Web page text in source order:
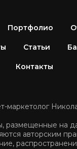
Портфолио
Статьи
Контакты
маркетолог
размещенные на
авторским